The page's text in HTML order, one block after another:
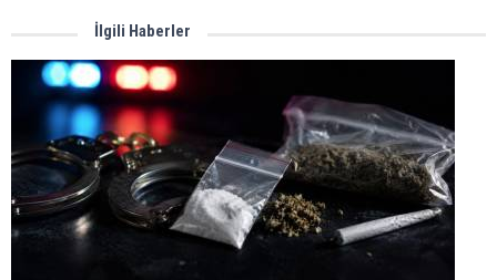
İlgili Haberler